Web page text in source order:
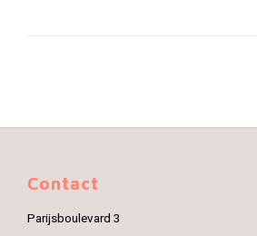
Contact
Parijsboulevard 3